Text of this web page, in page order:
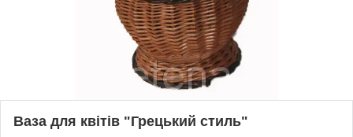
Ваза для квітів "Грецький стиль"